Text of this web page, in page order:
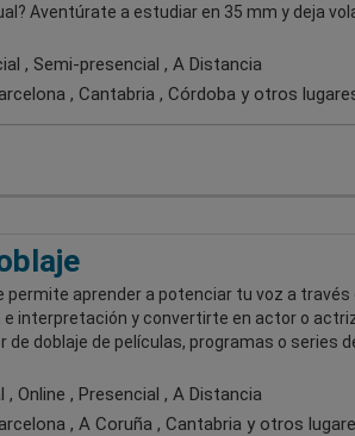
Aventúrate a estudiar en 35 mm y deja
, Semi-presencial , A Distancia
, Cantabria , Córdoba y otros
permite aprender a potenciar tu voz a través
interpretación y convertirte en actor o
de doblaje de películas, programas o series
, Online , Presencial , A Distancia
, A Coruña , Cantabria y otros